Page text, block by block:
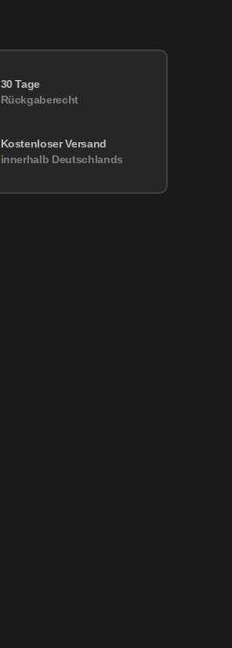
30 Tage
Rückgaberecht
Kostenloser Versand
innerhalb Deutschlands